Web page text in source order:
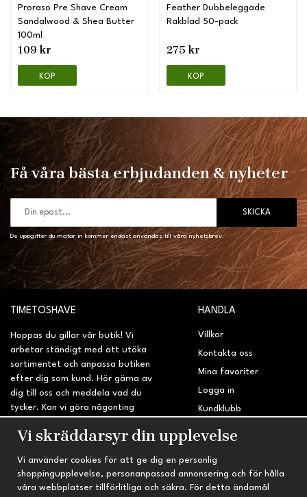
Proraso Pre Shave Cream
Sandalwood & Shea Butter
100ml
109 kr
KÖP
Feather Dubbeleggade
Rakblad 50-pack
275 kr
KÖP
Få våra bästa erbjudanden & nyheter
SKICKA
De uppgifter du matar in kommer endast användas till våra nyhetsbrev.
TIMETOSHAVE
Hoppas du gillar vår butik! Vi
arbetar ständigt med att utöka
sortimentet och anpassa butiken
efter dig som kund. Hör gärna av
dig till oss och meddela vad du
tycker. Kan vi göra någonting
sidan?
HANDLA
Villkor
Kontakta oss
Mina favoriter
Logga in
Kundklubb
Retur & Reklamation
INFORMATION TRYGG HANDEL
Vi skräddarsyr din upplevelse
Vi använder cookies för att ge dig en personlig
shoppingupplevelse, personanpassad annonsering och för hålla
våra webbplatser tillförlitliga och säkra. För detta ändamål